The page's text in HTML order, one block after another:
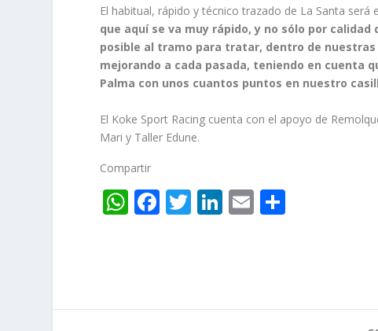
El habitual, rápido y técnico trazado de La Santa será
que aquí se va muy rápido, y no sólo por
posible al tramo para tratar, dentro de
mejorando a cada pasada, teniendo en cuenta
Palma con unos cuantos puntos en nuestro
El Koke Sport Racing cuenta con el apoyo de
Mari y Taller Edune.
Compartir
W
h
A
F
ac
o
T
w
Li
n
dI
E
m
ar